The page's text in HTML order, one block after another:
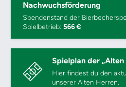
Nachwuchsförderung
Spendenstand der
Spielbetrieb:566 €
Spielplan der „Alten
Hier findest du den
unserer Alten Herren.